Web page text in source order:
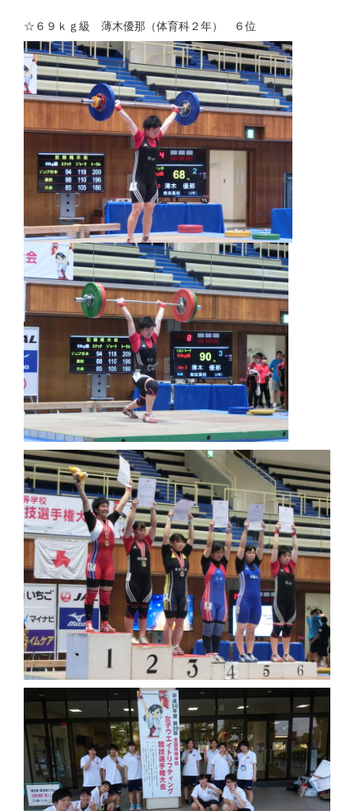
☆６９ｋｇ級 薄木優那（体育科２年） ６位